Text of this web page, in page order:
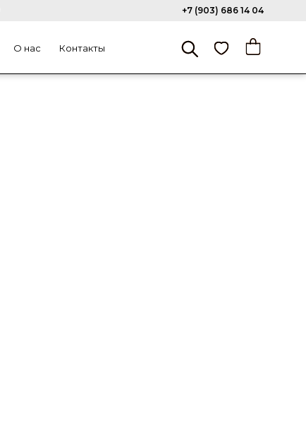
О нас Контакты
+7 (903) 686 14 04